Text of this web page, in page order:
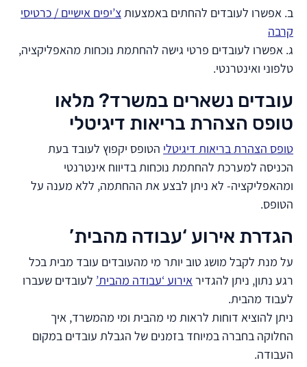
ב. אפשרו לעובדים להחתים באמצעותצ’יפים אישיים / כרטיסי
קרבה
ג. אפשרו לעובדים פרטי גישה להחתמת נוכחות מהאפליקציה,
טלפוני ואינטרנטי.
עובדים נשארים במשרד? מלאו
טופס הצהרת בריאות דיגיטלי
טופס הצהרת בריאות דיגיטלי הטופס יקפוץ לעובד בעת
הכניסה למערכת להחתמת נוכחות בדיווח אינטרנטי
ומהאפליקציה- לא ניתן לבצע את ההחתמה, ללא מענה על
הטופס.
הגדרת אירוע ‘עבודה מהבית’
על מנת לקבל מושג טוב יותר מי מהעובדים עובד מבית בכל
רגע נתון, ניתן להגדיראירוע ‘עבודה מהבית’ לעובדים שעברו
לעבוד מהבית.
ניתן להוציא דוחות לראות מי מהבית ומי מהמשרד, איך
החלוקה בחברה במיוחד בזמנים של הגבלת עובדים במקום
העבודה.